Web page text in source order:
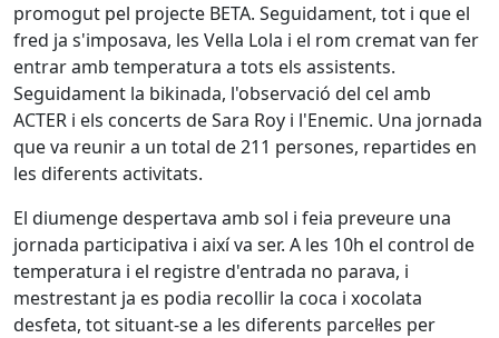
promogut pel projecte BETA. Seguidament, tot i que el
fred ja s'imposava, les Vella Lola i el rom cremat van fer
entrar amb temperatura a tots els assistents.
Seguidament la bikinada, l'observació del cel amb
ACTER i els concerts de Sara Roy i l'Enemic. Una jornada
que va reunir a un total de 211 persones, repartides en
les diferents activitats.
El diumenge despertava amb sol i feia preveure una
jornada participativa i així va ser. A les 10h el control de
temperatura i el registre d'entrada no parava, i
mestrestant ja es podia recollir la coca i xocolata
desfeta, tot situant-se a les diferents parcel·les per